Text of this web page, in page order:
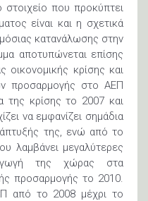
στοιχείο που προκύπτει
είναι και η σχετικά
κατανάλωσης στην
αποτυπώνεται επίσης
οικονομικής κρίσης και
προσαρμογής στο ΑΕΠ
κρίσης το 2007 και
να εμφανίζει σημάδια
της, ενώ από το
λαμβάνει μεγαλύτερες
της χώρας στα
προσαρμογής το 2010.
από το 2008 μέχρι το